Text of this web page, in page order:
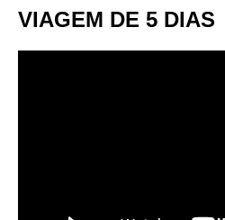
VIAGEM DE 5 DIAS